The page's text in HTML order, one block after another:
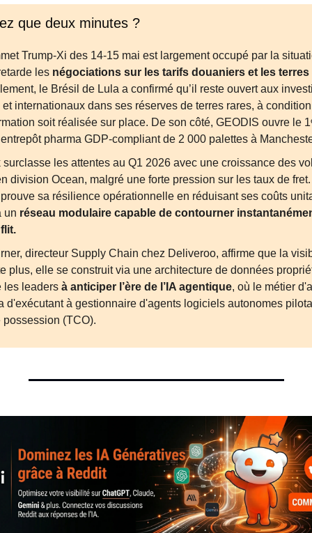
que deux minutes ?
Trump-Xi des 14-15 mai est largement occupé par la
les négociations sur les tarifs douaniers et les terres
le Brésil de Lula a confirmé qu’il reste ouvert aux
internationaux dans ses réserves de terres rares, à
soit réalisée sur place. De son côté, GEODIS ouvre le
pharma GDP-compliant de 2 000 palettes à
surclasse les attentes au Q1 2026 avec une croissance des
division Ocean, malgré une forte pression sur les taux de
sa résilience opérationnelle en réduisant ses coûts
un réseau modulaire capable de contourner
directeur Supply Chain chez Deliveroo, affirme que la
plus, elle se construit via une architecture de données
les leaders à anticiper l’ère de l’IA agentique, où le métier
d'exécutant à gestionnaire d'agents logiciels autonomes
possession (TCO).